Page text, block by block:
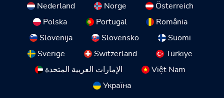
Nederland
Norge
Österreich
Polska
Portugal
România
Slovenija
Slovensko
Suomi
Sverige
Switzerland
Türkiye
الإمارات العربية المتحدة
Việt Nam
Україна